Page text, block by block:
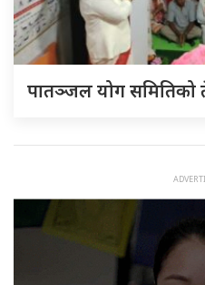
पातञ्जल योग समितिको